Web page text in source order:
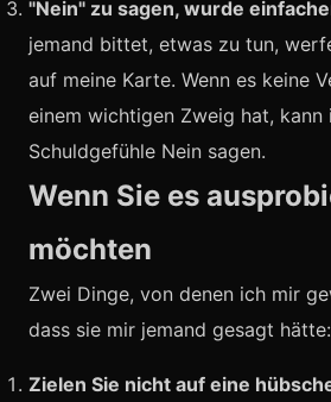
"Nein" zu sagen, wurde
jemand bittet, etwas zu tun,
auf meine Karte. Wenn es keine
einem wichtigen Zweig hat, kann
Schuldgefühle Nein sagen.
Wenn Sie es
möchten
Zwei Dinge, von denen ich mir
dass sie mir jemand gesagt hätte:
Zielen Sie nicht auf eine